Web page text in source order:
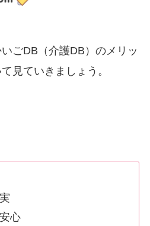
ごDB（介護DB）のメリッ
見ていきましょう。
心